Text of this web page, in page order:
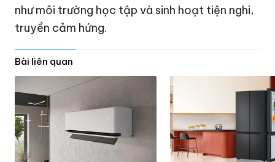
như môi trường học tập và sinh hoạt tiện nghi,
truyền cảm hứng.
Bài liên quan